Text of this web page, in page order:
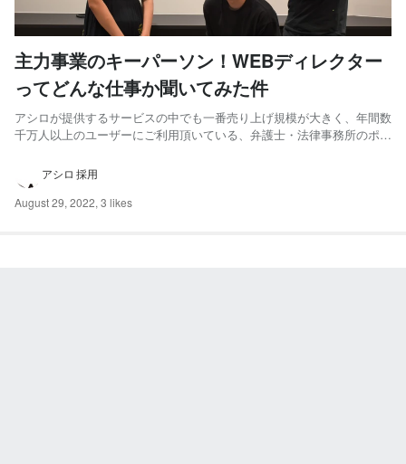
主力事業のキーパーソン！WEBディレクター
ってどんな仕事か聞いてみた件
アシロが提供するサービスの中でも一番売り上げ規模が大きく、年間数
千万人以上のユーザーにご利用頂いている、弁護士・法律事務所のポー
り、サイトの更なる成長を目指して日々奮闘しているのがWEBディレ
クターです！ 今回は、アシロが誇る精鋭部隊”WEBディレクタ...
アシロ 採用
August 29, 2022, 3 likes